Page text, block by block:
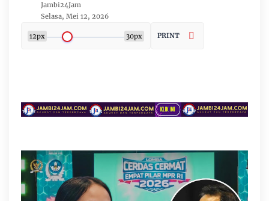
Jambi24Jam
Selasa, Mei 12, 2026
12px 30px PRINT